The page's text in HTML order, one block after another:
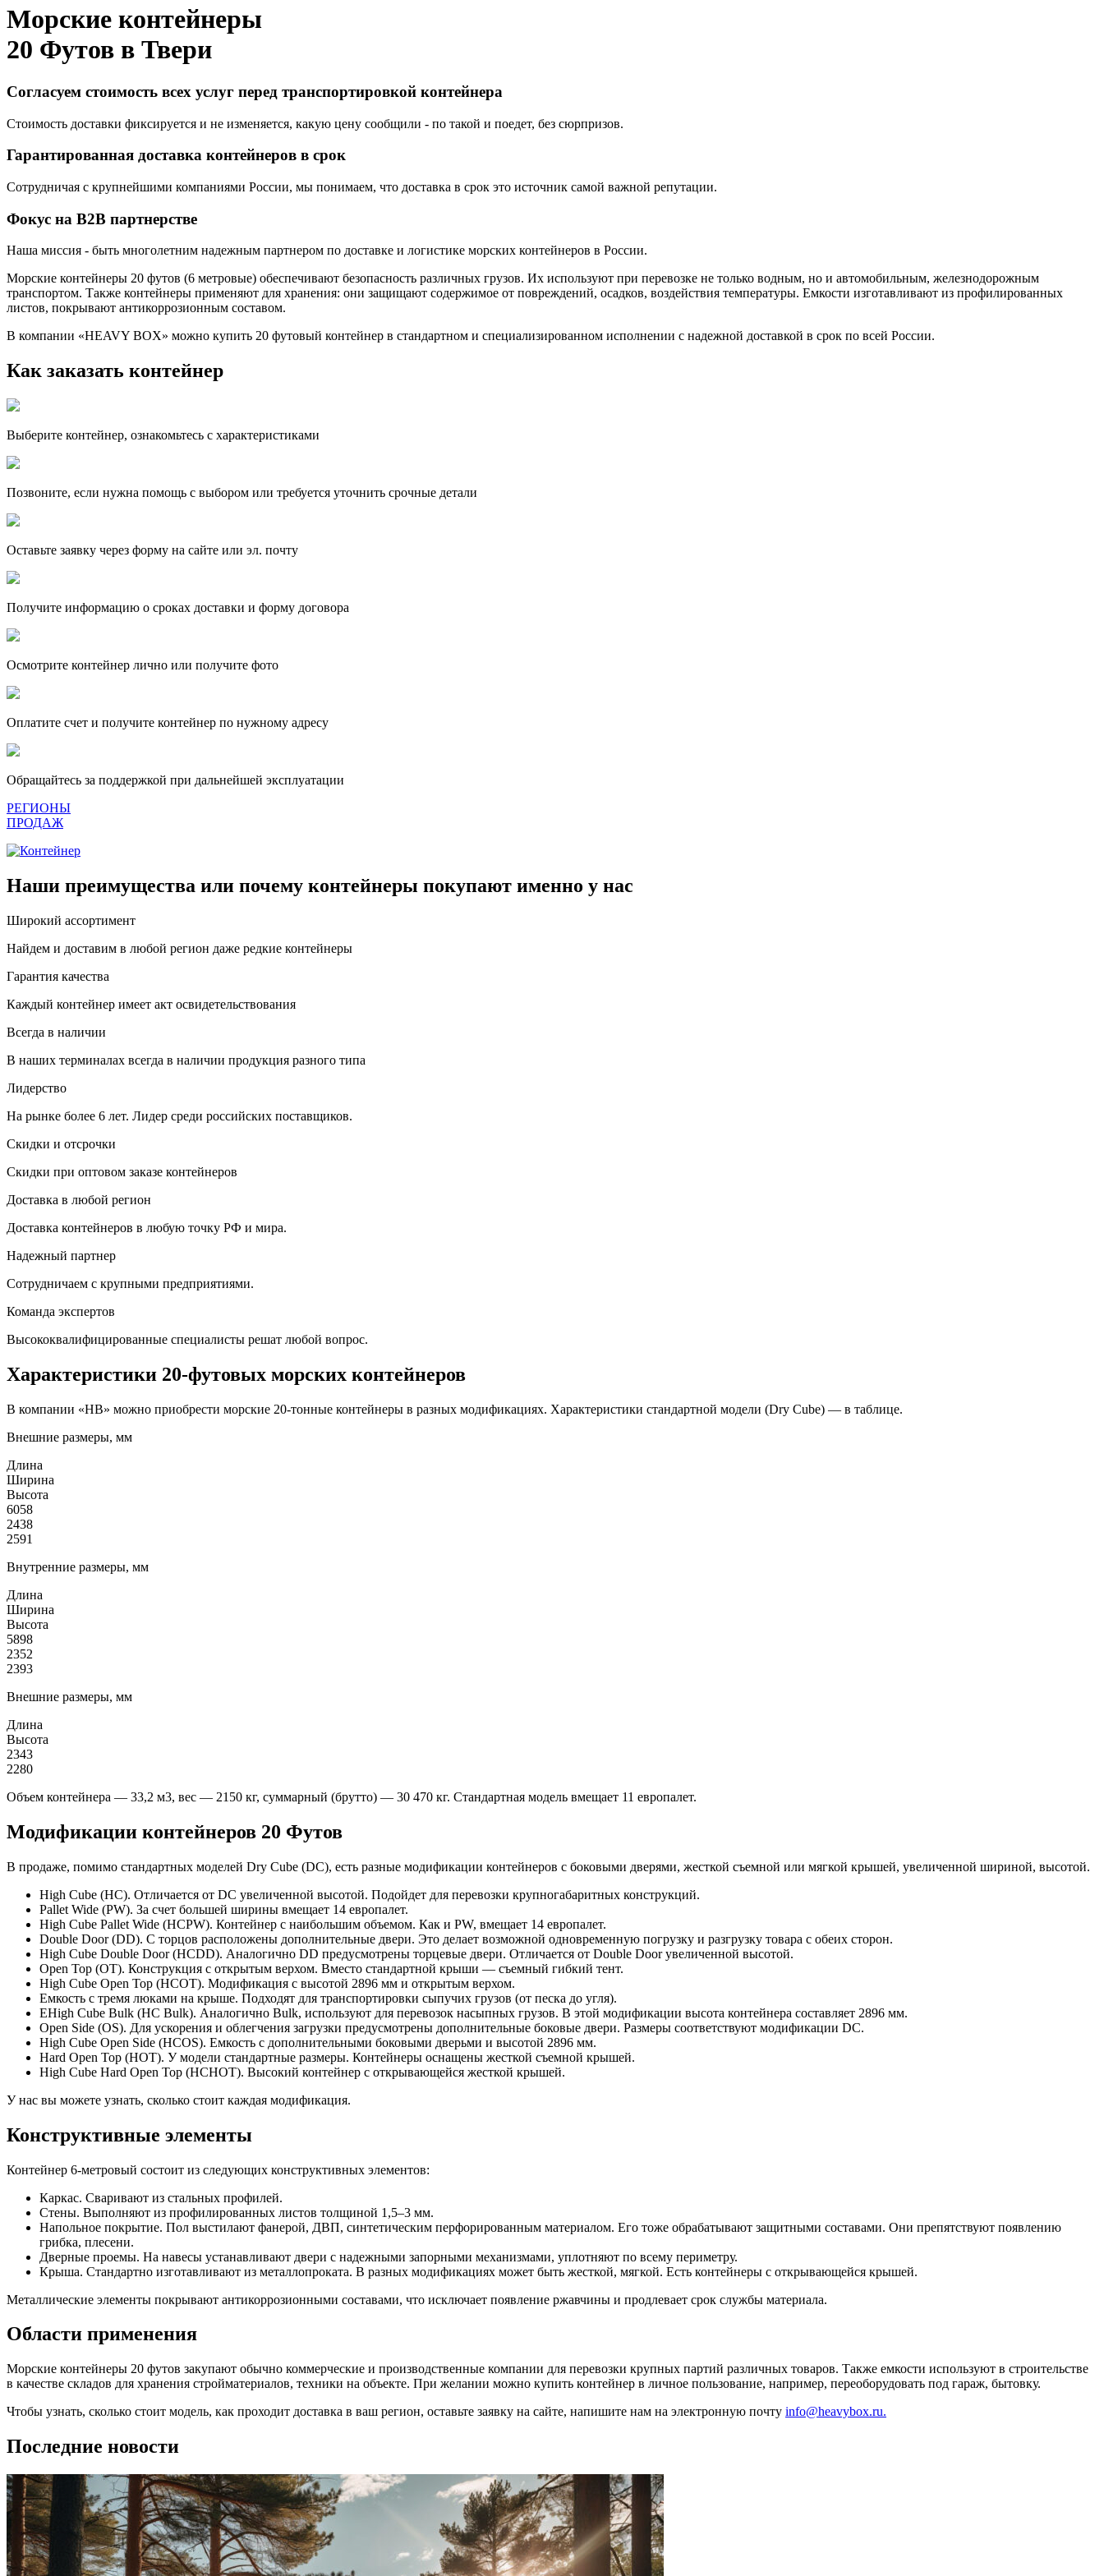
Морские контейнеры
20 Футов в Твери
Согласуем стоимость всех услуг перед транспортировкой контейнера
Стоимость доставки фиксируется и не изменяется, какую цену сообщили - по такой и поедет, без сюрпризов.
Гарантированная доставка контейнеров в срок
Сотрудничая с крупнейшими компаниями России, мы понимаем, что доставка в срок это источник самой важной репутации.
Фокус на B2B партнерстве
Наша миссия - быть многолетним надежным партнером по доставке и логистике морских контейнеров в России.
Морские контейнеры 20 футов (6 метровые) обеспечивают безопасность различных грузов. Их используют при перевозке не только водным, но и автомобильным, железнодорожным
транспортом. Также контейнеры применяют для хранения: они защищают содержимое от повреждений, осадков, воздействия температуры. Емкости изготавливают из профилированных
листов, покрывают антикоррозионным составом.
В компании «HEAVY BOX» можно купить 20 футовый контейнер в стандартном и специализированном исполнении с надежной доставкой в срок по всей России.
Как заказать контейнер
Выберите контейнер, ознакомьтесь с характеристиками
Позвоните, если нужна помощь с выбором или требуется уточнить срочные детали
Оставьте заявку через форму на сайте или эл. почту
Получите информацию о сроках доставки и форму договора
Осмотрите контейнер лично или получите фото
Оплатите счет и получите контейнер по нужному адресу
Обращайтесь за поддержкой при дальнейшей эксплуатации
РЕГИОНЫ
ПРОДАЖ
Наши преимущества или почему контейнеры покупают именно у нас
Широкий ассортимент
Найдем и доставим в любой регион даже редкие контейнеры
Гарантия качества
Каждый контейнер имеет акт освидетельствования
Всегда в наличии
В наших терминалах всегда в наличии продукция разного типа
Лидерство
На рынке более 6 лет. Лидер среди российских поставщиков.
Скидки и отсрочки
Скидки при оптовом заказе контейнеров
Доставка в любой регион
Доставка контейнеров в любую точку РФ и мира.
Надежный партнер
Сотрудничаем с крупными предприятиями.
Команда экспертов
Высококвалифицированные специалисты решат любой вопрос.
Характеристики 20-футовых морских контейнеров
В компании «HB» можно приобрести морские 20-тонные контейнеры в разных модификациях. Характеристики стандартной модели (Dry Cube) — в таблице.
Внешние размеры, мм
Длина
Ширина
Высота
6058
2438
2591
Внутренние размеры, мм
Длина
Ширина
Высота
5898
2352
2393
Внешние размеры, мм
Длина
Высота
2343
2280
Объем контейнера — 33,2 м3, вес — 2150 кг, суммарный (брутто) — 30 470 кг. Стандартная модель вмещает 11 европалет.
Модификации контейнеров 20 Футов
В продаже, помимо стандартных моделей Dry Cube (DC), есть разные модификации контейнеров с боковыми дверями, жесткой съемной или мягкой крышей, увеличенной шириной, высотой.
High Cube (HC). Отличается от DC увеличенной высотой. Подойдет для перевозки крупногабаритных конструкций.
Pallet Wide (PW). За счет большей ширины вмещает 14 европалет.
High Cube Pallet Wide (HCPW). Контейнер с наибольшим объемом. Как и PW, вмещает 14 европалет.
Double Door (DD). С торцов расположены дополнительные двери. Это делает возможной одновременную погрузку и разгрузку товара с обеих сторон.
High Cube Double Door (HCDD). Аналогично DD предусмотрены торцевые двери. Отличается от Double Door увеличенной высотой.
Open Top (OT). Конструкция с открытым верхом. Вместо стандартной крыши — съемный гибкий тент.
High Cube Open Top (HCOT). Модификация с высотой 2896 мм и открытым верхом.
Емкость с тремя люками на крыше. Подходят для транспортировки сыпучих грузов (от песка до угля).
ЕHigh Cube Bulk (HC Bulk). Аналогично Bulk, используют для перевозок насыпных грузов. В этой модификации высота контейнера составляет 2896 мм.
Open Side (OS). Для ускорения и облегчения загрузки предусмотрены дополнительные боковые двери. Размеры соответствуют модификации DC.
High Cube Open Side (HCOS). Емкость с дополнительными боковыми дверьми и высотой 2896 мм.
Hard Open Top (HOT). У модели стандартные размеры. Контейнеры оснащены жесткой съемной крышей.
High Cube Hard Open Top (HCHOT). Высокий контейнер с открывающейся жесткой крышей.
У нас вы можете узнать, сколько стоит каждая модификация.
Конструктивные элементы
Контейнер 6-метровый состоит из следующих конструктивных элементов:
Каркас. Сваривают из стальных профилей.
Стены. Выполняют из профилированных листов толщиной 1,5–3 мм.
Напольное покрытие. Пол выстилают фанерой, ДВП, синтетическим перфорированным материалом. Его тоже обрабатывают защитными составами. Они препятствуют появлению
грибка, плесени.
Дверные проемы. На навесы устанавливают двери с надежными запорными механизмами, уплотняют по всему периметру.
Крыша. Стандартно изготавливают из металлопроката. В разных модификациях может быть жесткой, мягкой. Есть контейнеры с открывающейся крышей.
Металлические элементы покрывают антикоррозионными составами, что исключает появление ржавчины и продлевает срок службы материала.
Области применения
Морские контейнеры 20 футов закупают обычно коммерческие и производственные компании для перевозки крупных партий различных товаров. Также емкости используют в строительстве
в качестве складов для хранения стройматериалов, техники на объекте. При желании можно купить контейнер в личное пользование, например, переоборудовать под гараж, бытовку.
Чтобы узнать, сколько стоит модель, как проходит доставка в ваш регион, оставьте заявку на сайте, напишите нам на электронную почту info@heavybox.ru.
Последние новости